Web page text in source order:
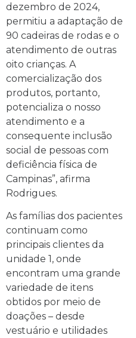
dezembro de 2024,
permitiu a adaptação de
90 cadeiras de rodas e o
atendimento de outras
oito crianças. A
comercialização dos
produtos, portanto,
potencializa o nosso
atendimento e a
consequente inclusão
social de pessoas com
deficiência física de
Campinas”, afirma
Rodrigues.
As famílias dos pacientes
continuam como
principais clientes da
unidade 1, onde
encontram uma grande
variedade de itens
obtidos por meio de
doações – desde
vestuário e utilidades